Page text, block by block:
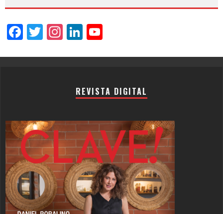
Facebook
Twitter
Instagram
LinkedIn
REVISTA DIGITAL